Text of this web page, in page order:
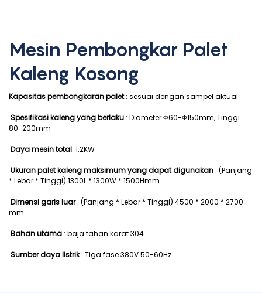
Mesin Pembongkar Palet
Kaleng Kosong
Kapasitas pembongkaran palet: sesuai dengan sampel aktual
Spesifikasi kaleng yang berlaku : Diameter Φ60-Φ150mm, Tinggi
80-200mm
Daya mesin total: 1.2KW
Ukuran palet kaleng maksimum yang dapat digunakan : (Panjang
* Lebar * Tinggi) 1300L * 1300W * 1500Hmm
Dimensi garis luar: (Panjang * Lebar * Tinggi) 4500 * 2000 * 2700
mm
Bahan utama : baja tahan karat 304
Sumber daya listrik: Tiga fase 380V 50-60Hz